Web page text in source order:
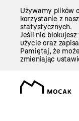
Używamy plików
korzystanie z
statystycznych.
Jeśli nie
użycie oraz
Pamiętaj, że
zmieniając